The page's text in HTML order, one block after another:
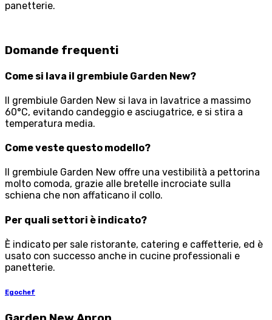
panetterie.
Domande frequenti
Come si lava il grembiule Garden New?
Il grembiule Garden New si lava in lavatrice a massimo
60°C, evitando candeggio e asciugatrice, e si stira a
temperatura media.
Come veste questo modello?
Il grembiule Garden New offre una vestibilità a pettorina
molto comoda, grazie alle bretelle incrociate sulla
schiena che non affaticano il collo.
Per quali settori è indicato?
È indicato per sale ristorante, catering e caffetterie, ed è
usato con successo anche in cucine professionali e
panetterie.
Egochef